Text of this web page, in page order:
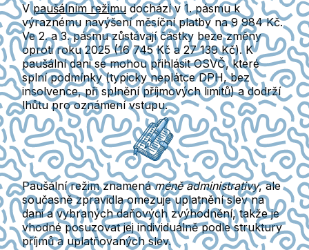
Vpaušálním režimudochází v 1. pásmuk
výraznému navýšení měsíční platby na9 984 Kč.
Ve2. a 3. pásmuzůstávají částky beze změny
oproti roku 2025 (16 745 Kč a 27 139 Kč). K
paušální dani se mohou přihlásit OSVČ, které
splní podmínky (typicky neplátce DPH, bez
insolvence, při splnění příjmových limitů) a dodrží
lhůtu pro oznámení vstupu.
Paušální režim znamenáméně administrativy, ale
současně zpravidlaomezuje uplatnění slev na
dani a vybraných daňových zvýhodnění, takže je
vhodné posuzovat jej individuálně podle struktury
příjmů a uplatňovaných slev.